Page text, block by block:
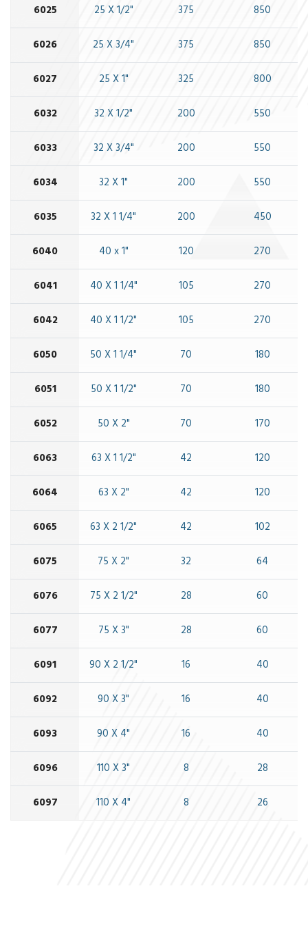
6025 25 X 1/2" 375 850
6026 25 X 3/4" 375 850
6027 25 X 1" 325 800
6032 32 X 1/2" 200 550
6033 32 X 3/4" 200 550
6034 32 X 1" 200 550
6035 32 X 1 1/4" 200 450
6040 40 x 1" 120 270
6041 40 X 1 1/4" 105 270
6042 40 X 1 1/2" 105 270
6050 50 X 1 1/4" 70 180
6051 50 X 1 1/2" 70 180
6052 50 X 2" 70 170
6063 63 X 1 1/2" 42 120
6064 63 X 2" 42 120
6065 63 X 2 1/2" 42 102
6075 75 X 2" 32 64
6076 75 X 2 1/2" 28 60
6077 75 X 3" 28 60
6091 90 X 2 1/2" 16 40
6092 90 X 3" 16 40
6093 90 X 4" 16 40
6096 110 X 3" 8 28
6097 110 X 4" 8 26